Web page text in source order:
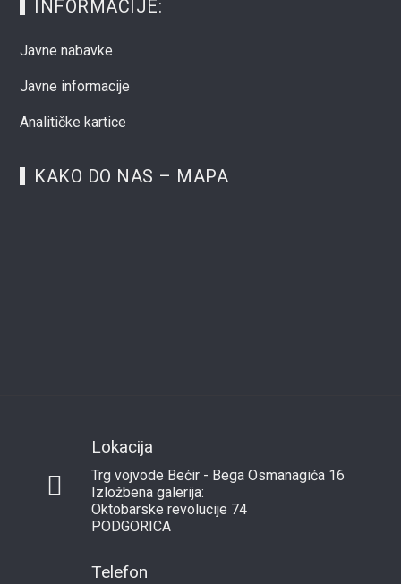
INFORMACIJE:
Javne nabavke
Javne informacije
Analitičke kartice
KAKO DO NAS – MAPA
Lokacija
Trg vojvode Bećir - Bega Osmanagića 16
Izložbena galerija:
Oktobarske revolucije 74
PODGORICA
Telefon